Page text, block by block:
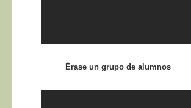
Érase un grupo de alumnos